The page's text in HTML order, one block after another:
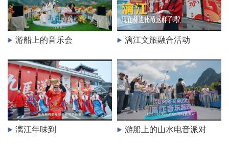
游船上的音乐会 漓江文旅融合活动
漓江年味到 游船上的山水电音派对